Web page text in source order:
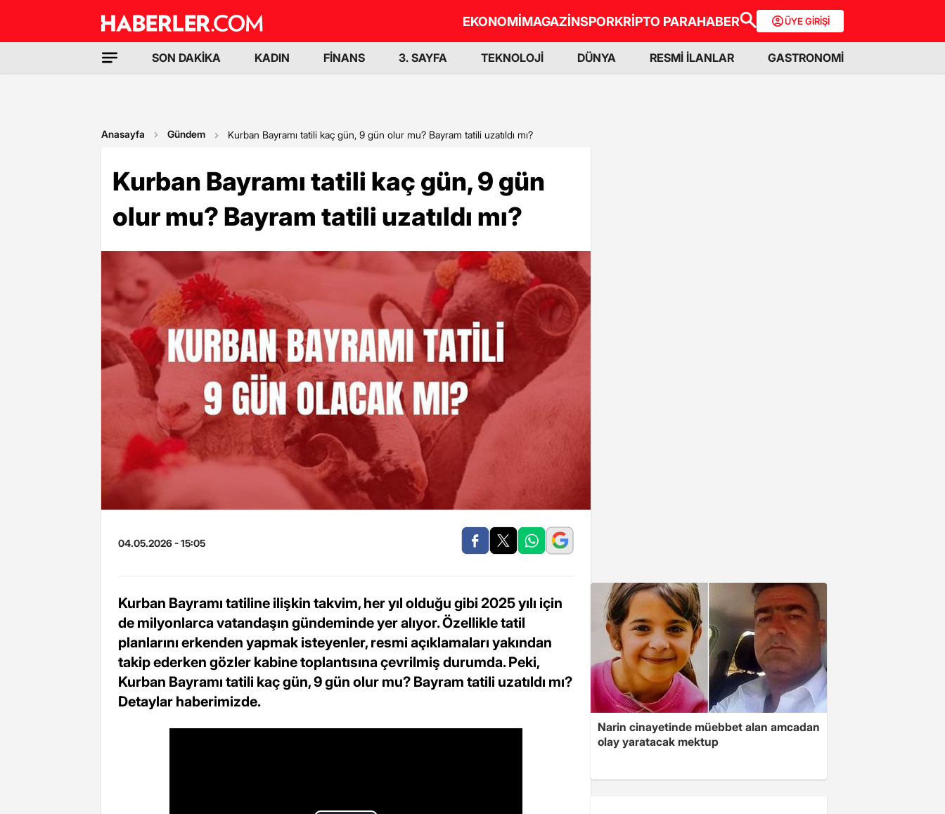
EKONOMİMAGAZİNSPORKRİPTO PARAHABER ÜYE GİRİŞİ
SON DAKİKA KADIN FİNANS 3. SAYFA TEKNOLOJİ DÜNYA RESMİ İLANLAR GASTRONOMİ
Anasayfa Gündem Kurban Bayramı tatili kaç gün, 9 gün olur mu? Bayram tatili uzatıldı mı?
Kurban Bayramı tatili kaç gün, 9 gün
olur mu? Bayram tatili uzatıldı mı?
04.05.2026 - 15:05
Kurban Bayramı tatiline ilişkin takvim, her yıl olduğu gibi 2025 yılı için
de milyonlarca vatandaşın gündeminde yer alıyor. Özellikle tatil
planlarını erkenden yapmak isteyenler, resmi açıklamaları yakından
takip ederken gözler kabine toplantısına çevrilmiş durumda. Peki,
Kurban Bayramı tatili kaç gün, 9 gün olur mu? Bayram tatili uzatıldı mı?
Detaylar haberimizde.
Narin cinayetinde müebbet alan amcadan
olay yaratacak mektup